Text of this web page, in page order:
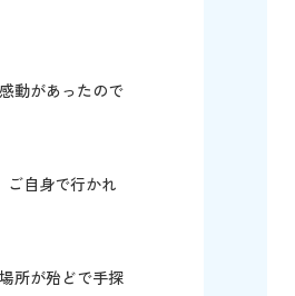
動があったので
ご自身で行かれ
所が殆どで手探